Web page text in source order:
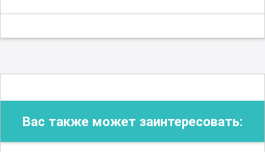
Вас также может заинтересовать: